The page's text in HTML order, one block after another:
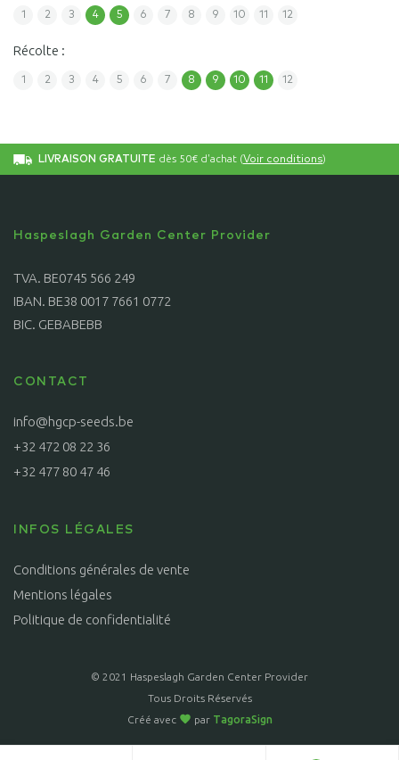
1 2 3 4 5 6 7 8 9 10 11 12
Récolte :
1 2 3 4 5 6 7 8 9 10 11 12
LIVRAISON GRATUITE dès 50€ d'achat (Voir conditions)
Haspeslagh Garden Center Provider
TVA. BE0745 566 249
IBAN. BE38 0017 7661 0772
BIC. GEBABEBB
CONTACT
info@hgcp-seeds.be
+32 472 08 22 36
+32 477 80 47 46
INFOS LÉGALES
Conditions générales de vente
Mentions légales
Politique de confidentialité
© 2021 Haspeslagh Garden Center Provider
Tous Droits Réservés
Créé avec
par TagoraSign